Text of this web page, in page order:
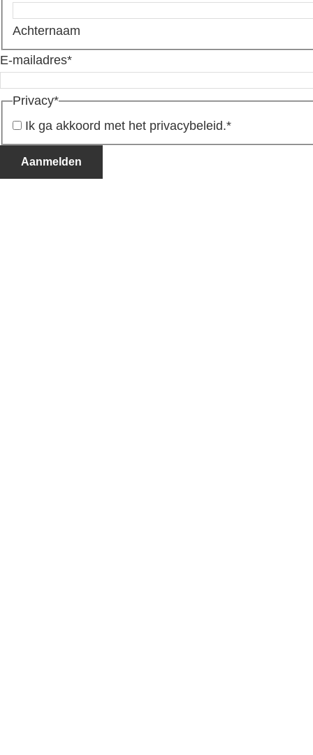
Achternaam
E-mailadres*
Privacy*
Ik ga akkoord met het privacybeleid.*
Aanmelden